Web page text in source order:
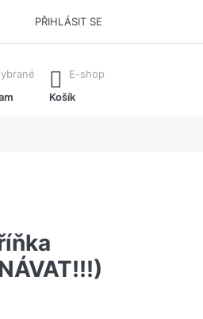
PŘIHLÁSIT SE
všechny výsledky.
E-shop
Košík